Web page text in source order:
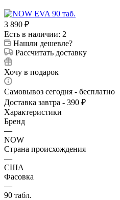
3 890 ₽
Есть в наличии: 2
Нашли дешевле?
Рассчитать доставку
Хочу в подарок
Самовывоз сегодня - бесплатно
Доставка завтра - 390 ₽
Характеристики
Бренд
—
NOW
Страна происхождения
—
США
Фасовка
—
90 табл.